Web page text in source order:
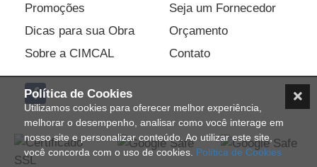
Promoções
Dicas para sua Obra
Sobre a CIMCAL
Seja um Fornecedor
Orçamento
Contato
Política de Cookies
Utilizamos cookies para oferecer melhor experiência,
melhorar o desempenho, analisar como você interage em
nosso site e personalizar conteúdo. Ao utilizar este site,
você concorda com o uso de cookies. Política de Cookies